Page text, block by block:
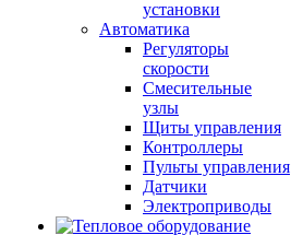
установки
Автоматика
Регуляторы
скорости
Смесительные
узлы
Щиты управления
Контроллеры
Пульты управления
Датчики
Электроприводы